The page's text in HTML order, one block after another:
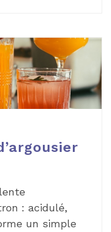
: acidulé,
un simple